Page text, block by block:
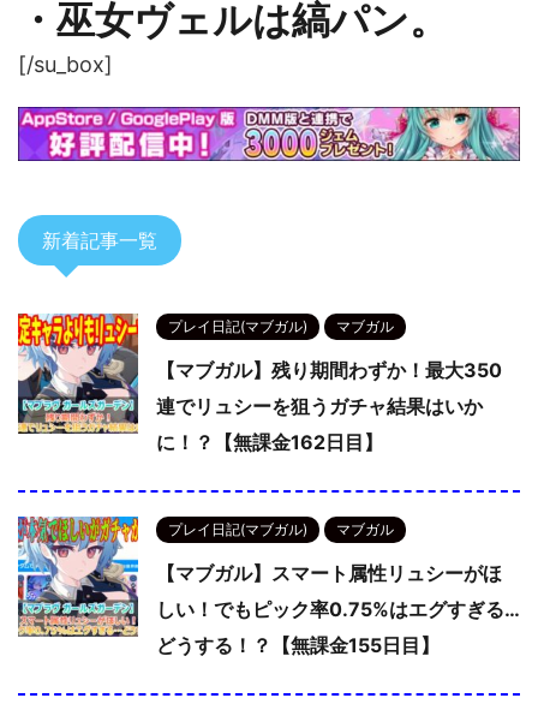
・巫女ヴェルは縞パン。
[/su_box]
新着記事一覧
プレイ日記(マブガル) マブガル
【マブガル】残り期間わずか！最大350
連でリュシーを狙うガチャ結果はいか
に！？【無課金162日目】
プレイ日記(マブガル) マブガル
【マブガル】スマート属性リュシーがほ
しい！でもピック率0.75%はエグすぎる…
どうする！？【無課金155日目】